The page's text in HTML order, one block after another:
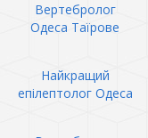
Вертебролог
Одеса Таїрове
Найкращий
епілептолог Одеса